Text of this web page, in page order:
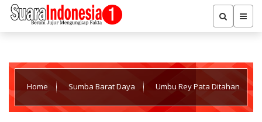
Home Sumba Barat Daya Umbu Rey Pata Ditahan